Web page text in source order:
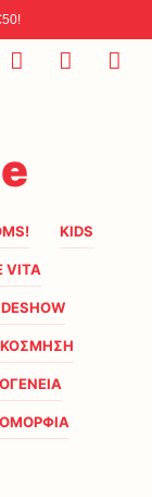
KIDS
VITA
ΟΜΟΡΦΙΑ